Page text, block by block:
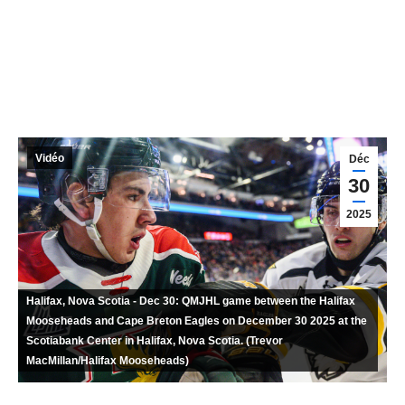
Déc
30
2025
Vidéo
Halifax, Nova Scotia - Dec 30: QMJHL game between the Halifax
Mooseheads and Cape Breton Eagles on December 30 2025 at the
Scotiabank Center in Halifax, Nova Scotia. (Trevor
MacMillan/Halifax Mooseheads)